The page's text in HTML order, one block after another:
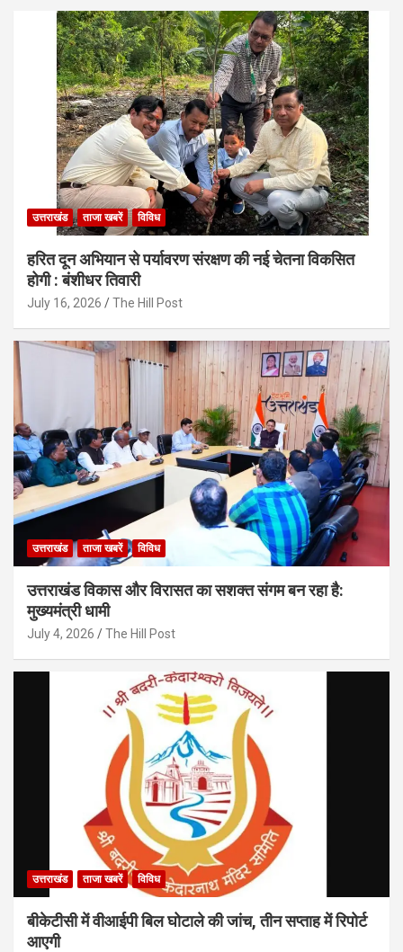
उत्तराखंड ताजा खबरें विविध
हरित दून अभियान से पर्यावरण संरक्षण की नई चेतना विकसित
होगी : बंशीधर तिवारी
July 16, 2026 The Hill Post
उत्तराखंड ताजा खबरें विविध
उत्तराखंड विकास और विरासत का सशक्त संगम बन रहा है:
मुख्यमंत्री धामी
July 4, 2026 The Hill Post
उत्तराखंड ताजा खबरें विविध
बीकेटीसी में वीआईपी बिल घोटाले की जांच, तीन सप्ताह में रिपोर्ट
आएगी